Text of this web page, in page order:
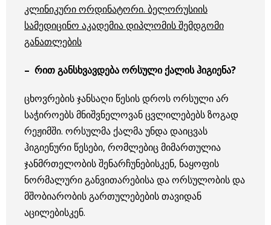
კლინიკური ორდინატორი. ბელორუსიის
სამედიცინო აკადემია დიპლომის შემდგომი
განათლების
– რით განსხვავდება ორსული ქალის ჰიგიენა?
ცხოვრების ჯანსაღი წესის დროს ორსული არ
საჭიროებს მნიშვნელოვან ცვლილებებს ზოგად
რეჟიმში. ორსულმა ქალმა უნდა დაიცვას
ჰიგიენური წესები, რომლებიც მიმართულია
ჯანმრთელობის შენარჩუნებისკენ, ნაყოფის
ნორმალური განვითარებისა და ორსულობის და
მშობიარობის გართულებების თავიდან
აცილებისკენ.